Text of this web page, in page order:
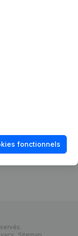
fonctionnels